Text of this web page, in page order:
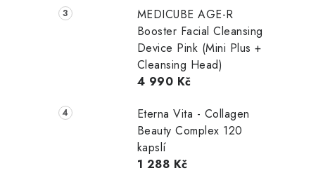
MEDICUBE AGE-R
Booster Facial Cleansing
Device Pink (Mini Plus +
Cleansing Head)
4 990 Kč
Eterna Vita - Collagen
Beauty Complex 120
kapslí
1 288 Kč